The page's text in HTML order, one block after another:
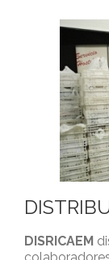
DISRICAEM